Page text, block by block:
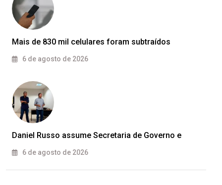
Mais de 830 mil celulares foram subtraídos
6 de agosto de 2026
Daniel Russo assume Secretaria de Governo e
6 de agosto de 2026